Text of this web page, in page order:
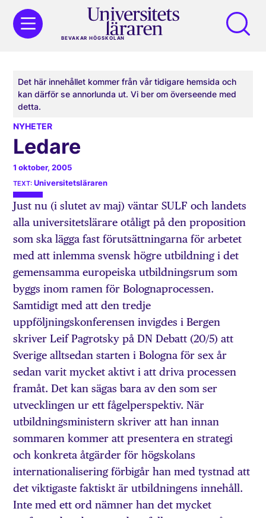
BEVAKAR HÖGSKOLAN
Det här innehållet kommer från vår tidigare hemsida och
kan därför se annorlunda ut. Vi ber om överseende med
detta.
NYHETER
Ledare
1 oktober, 2005
Universitetsläraren
Just nu (i slutet av maj) väntar SULF och landets
alla universitetslärare otåligt på den proposition
som ska lägga fast förutsättningarna för arbetet
med att inlemma svensk högre utbildning i det
gemensamma europeiska utbildningsrum som
byggs inom ramen för Bolognaprocessen.
Samtidigt med att den tredje
uppföljningskonferensen invigdes i Bergen
skriver Leif Pagrotsky på DN Debatt (20/5) att
Sverige alltsedan starten i Bologna för sex år
sedan varit mycket aktivt i att driva processen
framåt. Det kan sägas bara av den som ser
utvecklingen ur ett fågelperspektiv. När
utbildningsministern skriver att han innan
sommaren kommer att presentera en strategi
och konkreta åtgärder för högskolans
internationalisering förbigår han med tystnad att
det viktigaste faktiskt är utbildningens innehåll.
Inte med ett ord nämner han det mycket